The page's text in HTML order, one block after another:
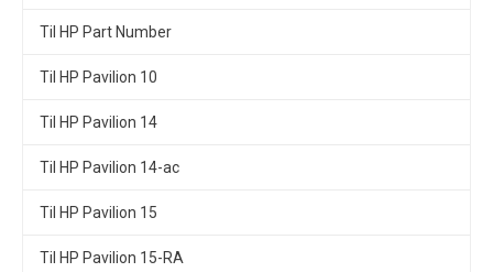
Til HP Part Number
Til HP Pavilion 10
Til HP Pavilion 14
Til HP Pavilion 14-ac
Til HP Pavilion 15
Til HP Pavilion 15-RA